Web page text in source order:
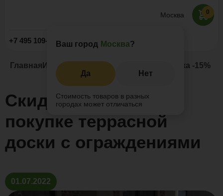
Москва
Ваш город Москва?
Да Нет
Стоимость товаров в разных
городах может отличаться
+7 495 109-52-09 Заказать звонок
0
Главная Информация Новости и акции Скидка -15%
Скидка -15% при
покупке террасной
доски с ограждениями
01.07.2022